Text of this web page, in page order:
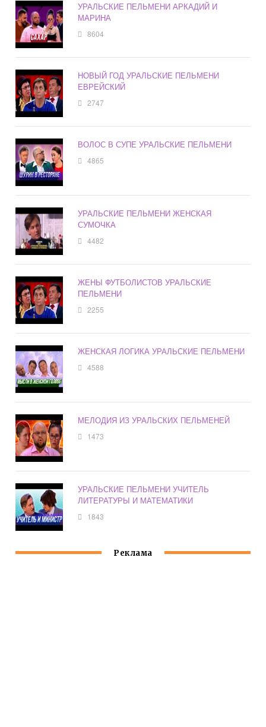
УРАЛЬСКИЕ ПЕЛЬМЕНИ АРКАДИЙ И
МАРИНА
8604
НОВЫЙ ГОД УРАЛЬСКИЕ ПЕЛЬМЕНИ
ЕВРЕЙСКИЙ
2747
ВОЛОС В СУПЕ УРАЛЬСКИЕ ПЕЛЬМЕНИ
4865
УРАЛЬСКИЕ ПЕЛЬМЕНИ ЖЕНСКАЯ
СУМОЧКА
4482
ЖЕНЫ ФУТБОЛИСТОВ УРАЛЬСКИЕ
ПЕЛЬМЕНИ
2255
ЖЕНСКАЯ ЛОГИКА УРАЛЬСКИЕ ПЕЛЬМЕНИ
4588
МЕЛОДИЯ ИЗ УРАЛЬСКИХ ПЕЛЬМЕНЕЙ
1473
УРАЛЬСКИЕ ПЕЛЬМЕНИ УЧИТЕЛЬ
ЛИТЕРАТУРЫ И МАТЕМАТИКИ
1843
Реклама